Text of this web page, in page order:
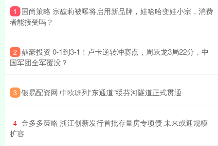
1
​国尚策略 宗馥莉被曝将启用新品牌，娃哈哈变娃小宗，消费
者能接受吗？
2 ​鼎豪投资 0-1到3-1！卢卡逆转冲赛点，周跃龙3局22分，中
国军团全军覆没？
3 ​银易配资网 中欧班列“东通道”绥芬河隧道正式贯通
4 ​金多多策略 浙江创新发行首批存量房专项债 未来或迎规模
扩容